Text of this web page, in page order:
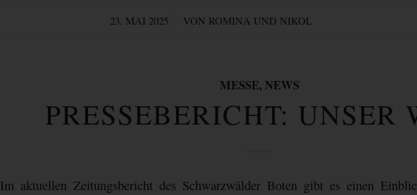
23. MAI 2025
/ VON ROMINA UND NIKOL
MESSE, NEWS
PRESSEBERICHT: UNSER
Im aktuellen Zeitungsbericht des Schwarzwälder Boten gibt es einen